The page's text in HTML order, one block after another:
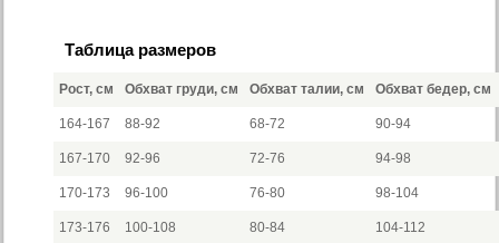
Таблица размеров
Рост, см Обхват груди, см Обхват талии, см Обхват бедер, см
164-167 88-92 68-72 90-94
167-170 92-96 72-76 94-98
170-173 96-100 76-80 98-104
173-176 100-108 80-84 104-112